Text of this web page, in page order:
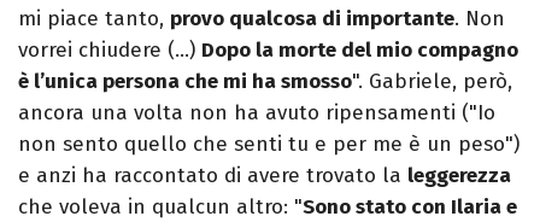
mi piace tanto, provo qualcosa di importante. Non
vorrei chiudere (…) Dopo la morte del mio compagno
è l’unica persona che mi ha smosso". Gabriele, però,
ancora una volta non ha avuto ripensamenti ("Io
non sento quello che senti tu e per me è un peso")
e anzi ha raccontato di avere trovato la leggerezza
che voleva in qualcun altro: "Sono stato con Ilaria e